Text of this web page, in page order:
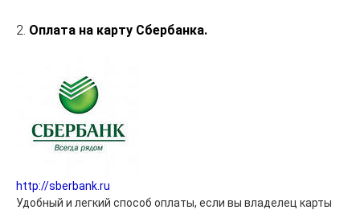
2. Оплата на карту Сбербанка.
http://sberbank.ru
Удобный и легкий способ оплаты, если вы владелец карты